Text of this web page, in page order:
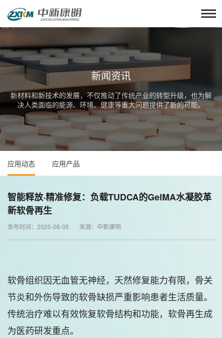
新闻资讯
新材料和新技术的发展，不仅推动了传统产业的转型升级，也为解
决人类面临的能源、环境、健康等重大问题提供了新的可能。
应用动态 应用产品
智能释放·精准修复：负载TUDCA的GelMA水凝胶革
新软骨再生
发布时间：2025-08-05 来源：中新康明
软骨组织因无血管无神经，天然修复能力有限，骨关
节炎和外伤导致的软骨缺损严重影响患者生活质量。
传统治疗难以有效恢复软骨结构和功能，软骨再生成
为医药研发重点。